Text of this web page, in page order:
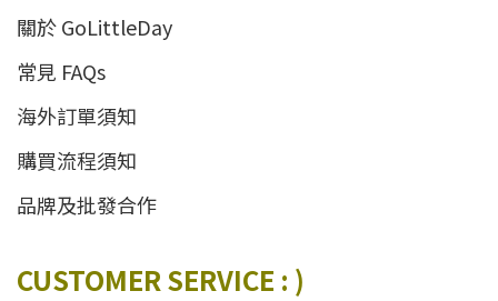
關於 GoLittleDay
常見 FAQs
海外訂單須知
購買流程須知
品牌及批發合作
CUSTOMER SERVICE : )